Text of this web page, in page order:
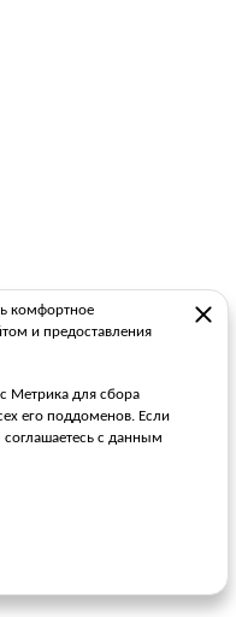
комфортное
и предоставления
Метрика для сбора
его поддоменов. Если
с данным